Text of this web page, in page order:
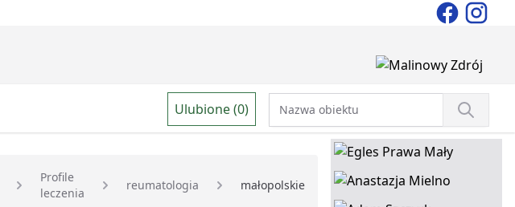
Ulubione (0)
Profile
leczenia
reumatologia małopolskie